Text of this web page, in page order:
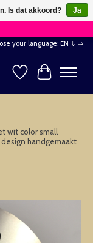
×
your language: EN ⇓ ⇒
Verlanglijst
wit color small
handgemaakt
Is dat akkoord?
Ja